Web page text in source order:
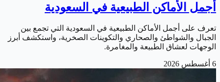
أجمل الأماكن الطبيعية في السعودية
تعرف على أجمل الأماكن الطبيعية في السعودية التي تجمع بين
الجبال والشواطئ والصحاري والتكوينات الصخرية، واستكشف أبرز
الوجهات لعشاق الطبيعة والمغامرة.
6 أغسطس 2026